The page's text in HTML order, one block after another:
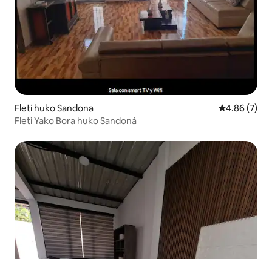
Fleti huko Sandona Ukadiriaji
4.86 (7)
Fleti Yako Bora huko Sandoná